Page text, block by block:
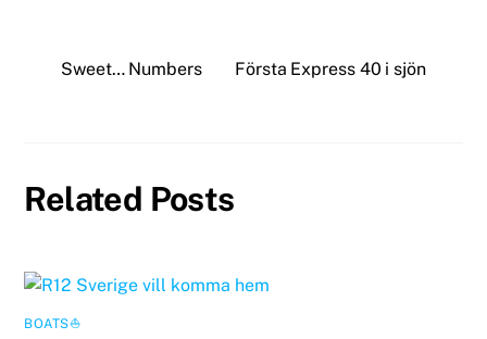
Sweet… Numbers Första Express 40 i sjön
Related Posts
BOATS⛵️